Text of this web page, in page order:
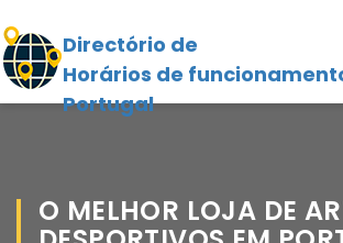
Directório de
Horários de
Portugal
O MELHOR LOJA DE